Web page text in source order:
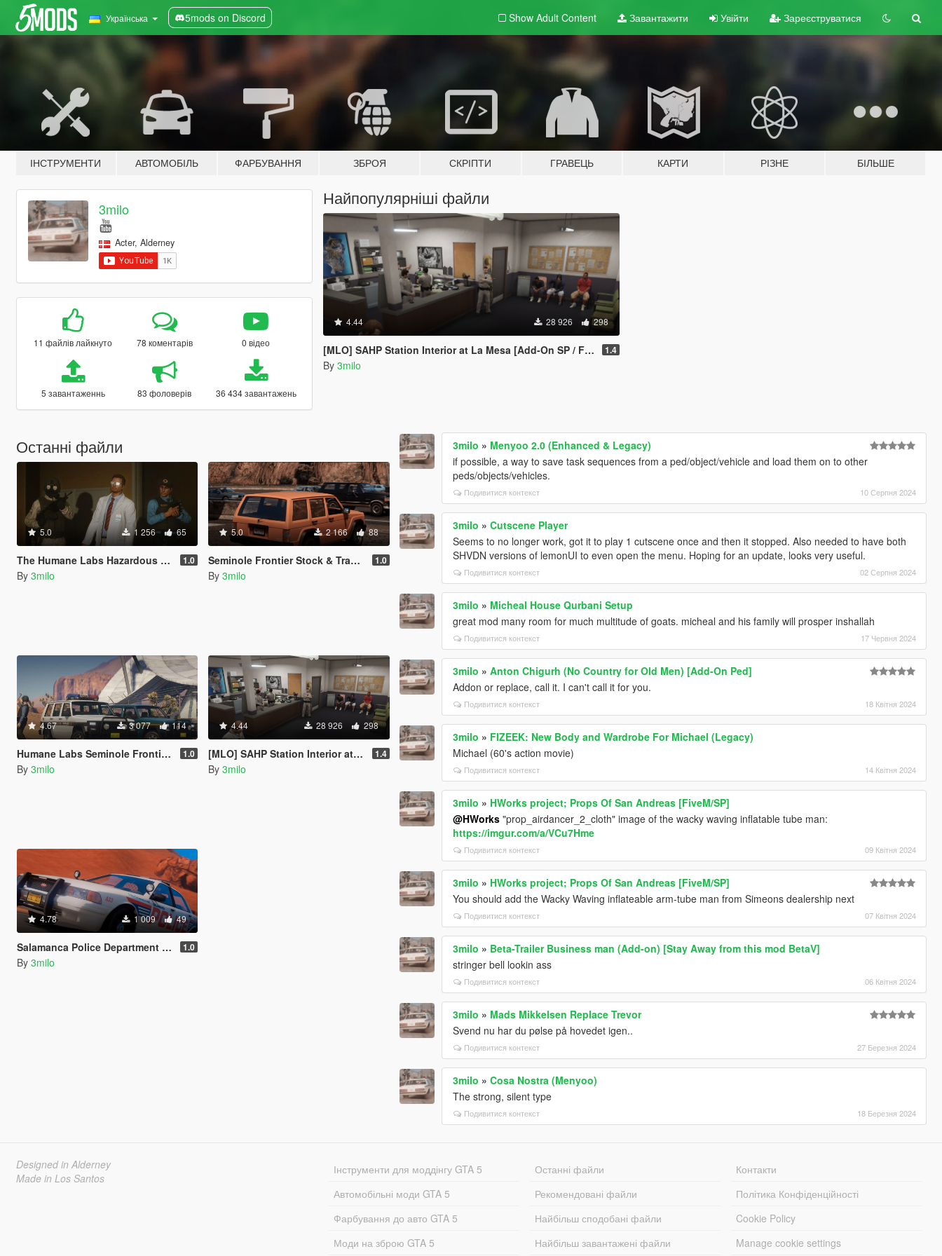
Українська 5mods on Discord Show Adult Content Завантажити Увійти Зареєструватися
ІНСТРУМЕНТИ АВТОМОБІЛЬ ФАРБУВАННЯ ЗБРОЯ СКРІПТИ ГРАВЕЦЬ КАРТИ РІЗНЕ БІЛЬШЕ
3milo
Acter, Alderney
11 файлів лайкнуто 78 коментарів 0 відео
5 завантаженнь 83 фоловерів 36 434 завантажень
Найпопулярніші файли
4.44 28 926 298
[MLO] SAHP Station Interior at La Mesa [Add-On SP / FiveM] 1.4
By 3milo
Останні файли
5.0 1 256 65
The Humane Labs Hazardous Environments pack [EUP] 1.0
By 3milo
5.0 2 166 88
Seminole Frontier Stock & Traffic Colors [Replace] [Modkit] 1.0
By 3milo
4.67 3 077 114
Humane Labs Seminole Frontier Security [Add-On] 1.0
By 3milo
4.44 28 926 298
[MLO] SAHP Station Interior at La Mesa [Add-On SP / FiveM] 1.4
By 3milo
4.78 1 009 49
Salamanca Police Department Stanier [Add-On] 1.0
By 3milo
3milo » Menyoo 2.0 (Enhanced & Legacy)
if possible, a way to save task sequences from a ped/object/vehicle and load them on to other
peds/objects/vehicles.
Подивитися контекст 10 Серпня 2024
3milo »Cutscene Player
Seems to no longer work, got it to play 1 cutscene once and then it stopped. Also needed to have both
SHVDN versions of lemonUI to even open the menu. Hoping for an update, looks very useful.
Подивитися контекст 02 Серпня 2024
3milo » Micheal House Qurbani Setup
great mod many room for much multitude of goats. micheal and his family will prosper inshallah
Подивитися контекст 17 Червня 2024
3milo »Anton Chigurh (No Country for Old Men) [Add-On Ped]
Addon or replace, call it. I can't call it for you.
Подивитися контекст 18 Квітня 2024
3milo » FIZEEK: New Body and Wardrobe For Michael (Legacy)
Michael (60's action movie)
Подивитися контекст 14 Квітня 2024
3milo » HWorks project; Props Of San Andreas [FiveM/SP]
@HWorks "prop_airdancer_2_cloth" image of the wacky waving inflatable tube man:
https://imgur.com/a/VCu7Hme
Подивитися контекст 09 Квітня 2024
3milo » HWorks project; Props Of San Andreas [FiveM/SP]
You should add the Wacky Waving inflateable arm-tube man from Simeons dealership next
Подивитися контекст 07 Квітня 2024
3milo » Beta-Trailer Business man (Add-on) [Stay Away from this mod BetaV]
stringer bell lookin ass
Подивитися контекст 06 Квітня 2024
3milo » Mads Mikkelsen Replace Trevor
Svend nu har du pølse på hovedet igen..
Подивитися контекст 27 Березня 2024
3milo »Cosa Nostra (Menyoo)
The strong, silent type
Подивитися контекст 18 Березня 2024
Designed in Alderney
Made in Los Santos
Інструменти для моддінгу GTA 5
Автомобільні моди GTA 5
Фарбування до авто GTA 5
Моди на зброю GTA 5
Останні файли
Рекомендовані файли
Найбільш сподобані файли
Найбільш завантажені файли
Контакти
Політика Конфіденційності
Cookie Policy
Manage cookie settings